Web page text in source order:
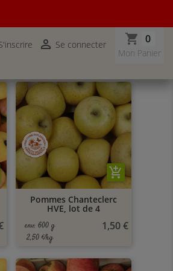
 Se connecter shopping_cart 0
Mon Panier
Pommes Chanteclerc
HVE, lot de 4
add_shopping_cart
env. 600 g
2,50 €/kg
1,50 €